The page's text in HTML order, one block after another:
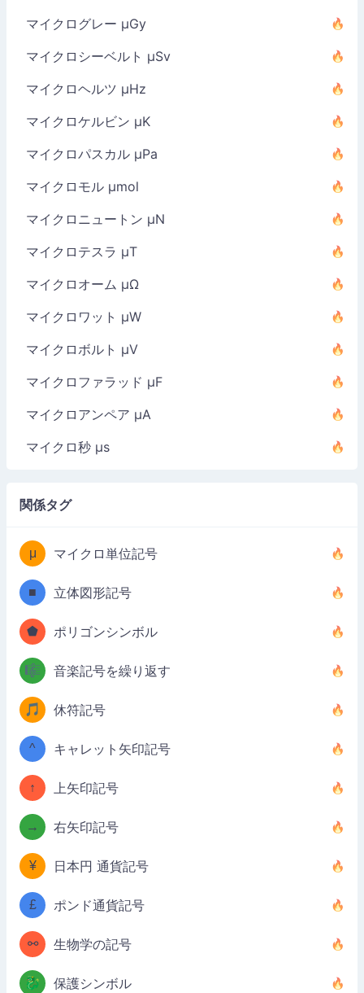
マイクログレー µGy
マイクロシーベルト µSv
マイクロヘルツ µHz
マイクロケルビン µK
マイクロパスカル µPa
マイクロモル µmol
マイクロニュートン µN
マイクロテスラ µT
マイクロオーム µΩ
マイクロワット µW
マイクロボルト µV
マイクロファラッド µF
マイクロアンペア µA
マイクロ秒 µs
関係タグ
μ マイクロ単位記号
■ 立体図形記号
⬟ ポリゴンシンボル
🎼 音楽記号を繰り返す
🎵 休符記号
^ キャレット矢印記号
↑ 上矢印記号
→ 右矢印記号
¥ 日本円 通貨記号
£ ポンド通貨記号
⚯ 生物学の記号
🐉 保護シンボル